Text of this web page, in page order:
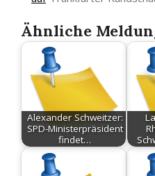
Ähnliche
Alexander Schweitzer:
SPD-Ministerpräsident
findet…